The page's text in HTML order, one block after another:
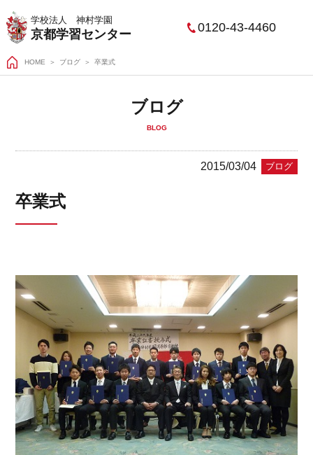
学校法人 神村学園
京都学習センター 0120-43-4460
HOME ＞ ブログ 卒業式
ブログ
BLOG
2015/03/04 ブログ
卒業式